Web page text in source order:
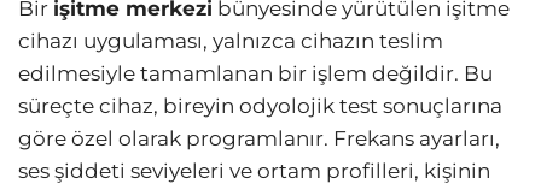
Bir işitme merkezi bünyesinde yürütülen işitme
cihazı uygulaması, yalnızca cihazın teslim
edilmesiyle tamamlanan bir işlem değildir. Bu
süreçte cihaz, bireyin odyolojik test sonuçlarına
göre özel olarak programlanır. Frekans ayarları,
ses şiddeti seviyeleri ve ortam profilleri, kişinin